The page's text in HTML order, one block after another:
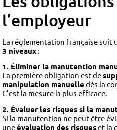
l’employeur
La réglementation française suit
3 niveaux :
1. Éliminer la manutention
La première obligation est de
manipulation manuelle dès la
C’est la mesure la plus efficace.
2. Évaluer les risques si la
Si la manutention ne peut être
uneévaluation des risqueset la